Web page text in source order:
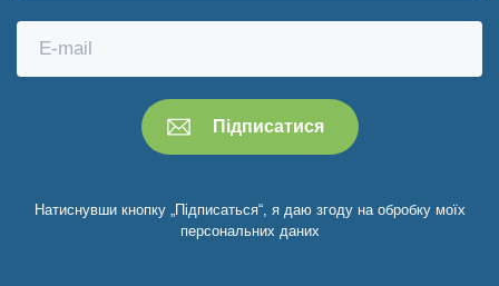
Натиснувши кнопку „Підписаться“, я даю згоду на обробку моїх
персональних даних